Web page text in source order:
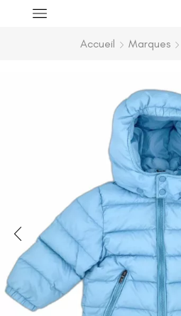
Accueil Marques